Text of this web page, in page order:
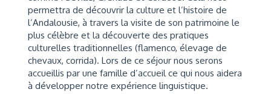
permettra de découvrir la culture et l’histoire de
l’Andalousie, à travers la visite de son patrimoine le
plus célèbre et la découverte des pratiques
culturelles traditionnelles (flamenco, élevage de
chevaux, corrida). Lors de ce séjour nous serons
accueillis par une famille d’accueil ce qui nous aidera
à développer notre expérience linguistique.